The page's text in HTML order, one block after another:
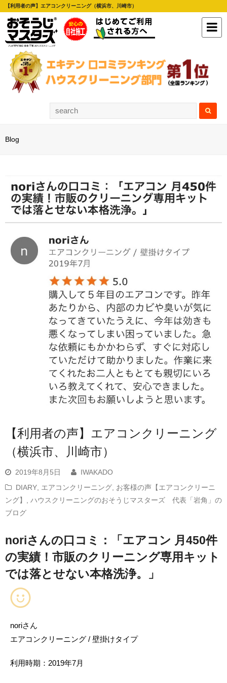
【利用者の声】エアコンクリーニング（横浜市、川崎市）
Blog
【利用者の声】エアコンクリーニング
（横浜市、川崎市）
2019年8月5日
IWAKADO
DIARY エアコンクリーニング お客様の声【エアコンクリーニ
ング】
ハウスクリーニングのおそうじマスターズ 代表「岩角」の
ブログ
noriさんの口コミ：「エアコン 月450件
の実績！市販のクリーニング専用キット
では落とせない本格洗浄。」
noriさん
エアコンクリーニング / 壁掛けタイプ
利用時期：2019年7月